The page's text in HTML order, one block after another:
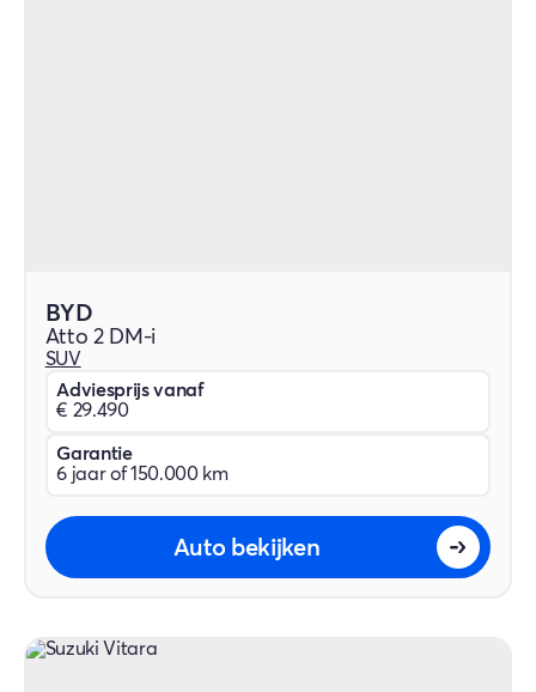
BYD
Atto 2 DM-i
SUV
Adviesprijs vanaf
€ 29.490
Garantie
6 jaar of 150.000 km
Auto bekijken